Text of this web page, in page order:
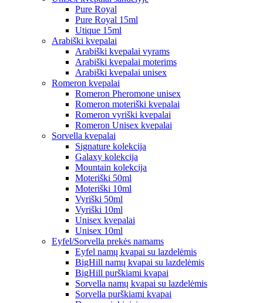
Pure Royal
Pure Royal 15ml
Utique 15ml
Arabiški kvepalai
Arabiški kvepalai vyrams
Arabiški kvepalai moterims
Arabiški kvepalai unisex
Romeron kvepalai
Romeron Pheromone unisex
Romeron moteriški kvepalai
Romeron vyriški kvepalai
Romeron Unisex kvepalai
Sorvella kvepalai
Signature kolekcija
Galaxy kolekcija
Mountain kolekcija
Moteriški 50ml
Moteriški 10ml
Vyriški 50ml
Vyriški 10ml
Unisex kvepalai
Unisex 10ml
Eyfel/Sorvella prekės namams
Eyfel namų kvapai su lazdelėmis
BigHill namų kvapai su lazdelėmis
BigHill purškiami kvapai
Sorvella namų kvapai su lazdelėmis
Sorvella purškiami kvapai